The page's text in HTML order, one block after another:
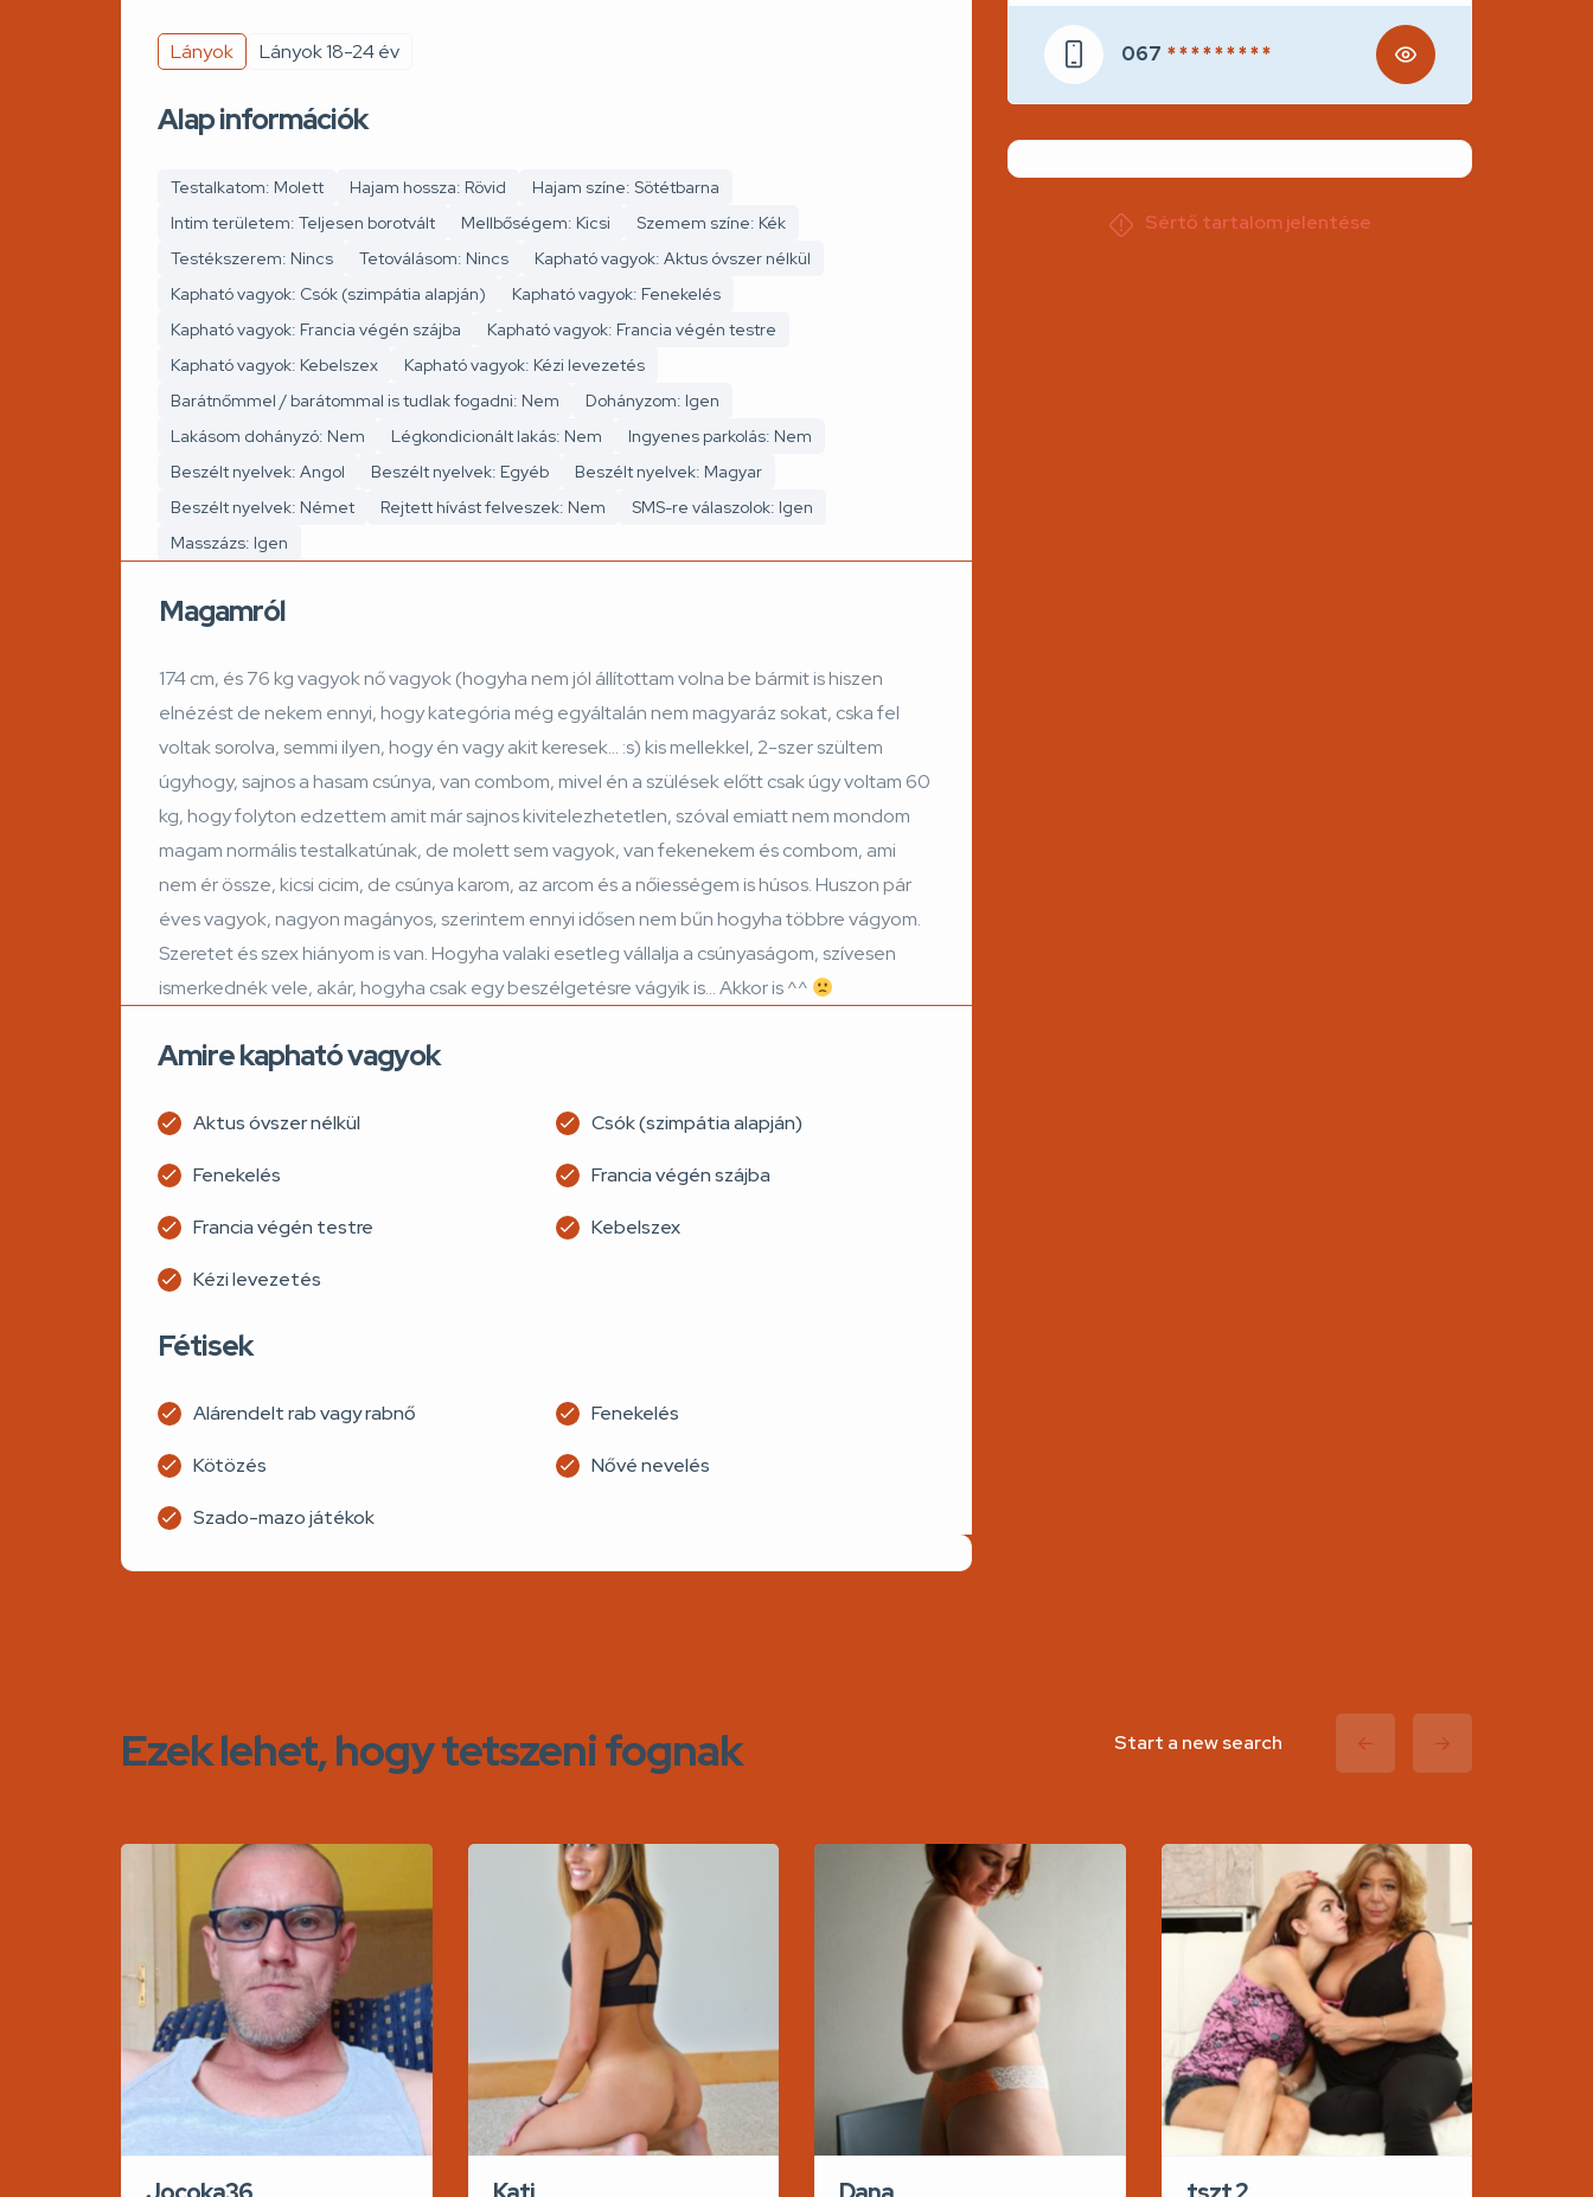
Lányok Lányok 18-24 év
Alap információk
Testalkatom: Molett Hajam hossza: Rövid
Hajam színe: Sötétbarna
Intim területem: Teljesen borotvált
Mellbőségem: Kicsi
Szemem színe: Kék
Testékszerem: Nincs
Tetoválásom: Nincs
Kapható vagyok: Aktus óvszer nélkül
Kapható vagyok: Csók (szimpátia alapján)
Kapható vagyok: Fenekelés
Kapható vagyok: Francia végén szájba
Kapható vagyok: Francia végén testre
Kapható vagyok: Kebelszex
Kapható vagyok: Kézi levezetés
Barátnőmmel / barátommal is tudlak fogadni: Nem
Dohányzom: Igen
Lakásom dohányzó: Nem
Légkondicionált lakás: Nem
Ingyenes parkolás: Nem
Beszélt nyelvek: Angol
Beszélt nyelvek: Egyéb
Beszélt nyelvek: Magyar
Beszélt nyelvek: Német
Rejtett hívást felveszek: Nem
SMS-re válaszolok: Igen
Masszázs: Igen
Magamról
174 cm, és 76 kg vagyok nő vagyok (hogyha nem jól állítottam volna be bármit is hiszen
elnézést de nekem ennyi, hogy kategória még egyáltalán nem magyaráz sokat, cska fel
voltak sorolva, semmi ilyen, hogy én vagy akit keresek… :s) kis mellekkel, 2-szer szültem
úgyhogy, sajnos a hasam csúnya, van combom, mivel én a szülések előtt csak úgy voltam 60
kg, hogy folyton edzettem amit már sajnos kivitelezhetetlen, szóval emiatt nem mondom
magam normális testalkatúnak, de molett sem vagyok, van fekenekem és combom, ami
nem ér össze, kicsi cicim, de csúnya karom, az arcom és a nőiességem is húsos. Huszon pár
éves vagyok, nagyon magányos, szerintem ennyi idősen nem bűn hogyha többre vágyom.
Szeretet és szex hiányom is van. Hogyha valaki esetleg vállalja a csúnyaságom, szívesen
ismerkednék vele, akár, hogyha csak egy beszélgetésre vágyik is… Akkor is ^^
Amire kapható vagyok
Aktus óvszer nélkül Csók (szimpátia alapján)
Fenekelés Francia végén szájba
Francia végén testre Kebelszex
Kézi levezetés
Fétisek
Alárendelt rab vagy rabnő Fenekelés
Kötözés Nővé nevelés
Szado-mazo játékok
067 * * * * * * * * *
Sértő tartalom jelentése
Ezek lehet, hogy tetszeni fognak Start a new search